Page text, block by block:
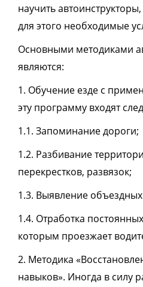
научить
для этого необходимые
Основными методиками
являются:
1. Обучение езде с
эту программу входят
1.1. Запоминание дороги;
1.2. Разбивание
перекрестков, развязок;
1.3. Выявление
1.4. Отработка
которым проезжает
2. Методика
навыков». Иногда в силу